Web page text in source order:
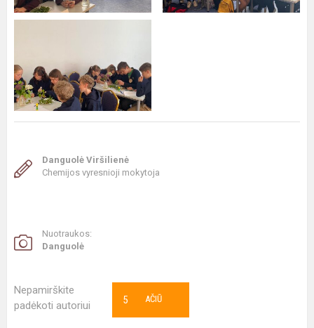
Danguolė Viršilienė
Chemijos vyresnioji mokytoja
Nuotraukos:
Danguolė
Nepamirškite
padėkoti autoriui
AČIŪ
5